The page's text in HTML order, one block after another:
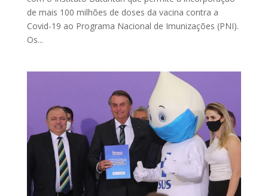
de mais 100 milhões de doses da vacina contra a
Covid-19 ao Programa Nacional de Imunizações (PNI).
Os...